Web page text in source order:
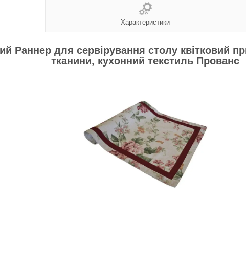
Характеристики
Раннер для сервірування столу квітковий
тканини, кухонний текстиль Прованс